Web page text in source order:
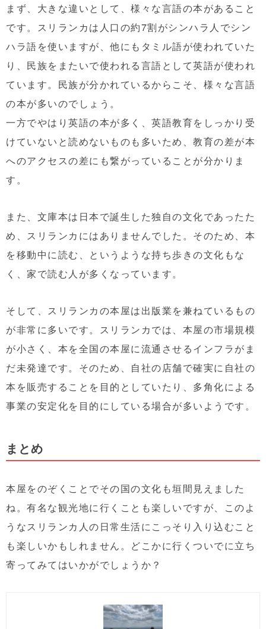
まず、大きな違いとして、様々な言語の本があること
です。スリランカは人口の約7割がシンハラ人でシン
ハラ語を使いますが、他にもタミル語が使われていた
り、民族をまたいで使われる言語として英語が使われ
ています。民族が分かれているからこそ、様々な言語
の本が多いのでしょう。
一方でやはり英語の本が多く、英語教育をしっかり受
けていないと読めないものも多いため、教育の差が本
へのアクセスの差にも繋がっていることが分かりま
す。
また、文庫本は日本で誕生した独自の文化であったた
め、スリランカにはありませんでした。そのため、本
を移動中に読む、というような持ち歩きの文化もな
く、家で読む人が多くなっています。
そして、スリランカの本屋は出版業を兼ねているもの
が非常に多いです。スリランカでは、本屋の市場規模
が小さく、本を全国の本屋に流通させるインフラがま
だ未発達です。そのため、自社の店舗で確実に自社の
本を販売することを目的としていたり、多角化による
事業の安定化を目的にしている場合が多いようです。
まとめ
本屋をのぞくことでその国の文化も垣間見えました
ね。有名な観光地に行くことも楽しいですが、このよ
うなスリランカ人の日常生活にこっそり入り込むこと
も楽しいかもしれません。どこかに行くついでに立ち
寄ってみてはいかがでしょうか？